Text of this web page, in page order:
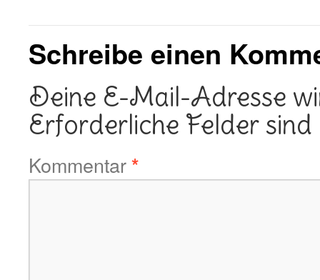
Schreibe einen
Deine E-Mail-Adresse
Erforderliche Felder
Kommentar*